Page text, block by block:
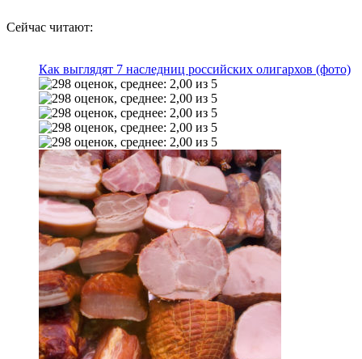
Сейчас читают:
Как выглядят 7 наследниц российских олигархов (фото)